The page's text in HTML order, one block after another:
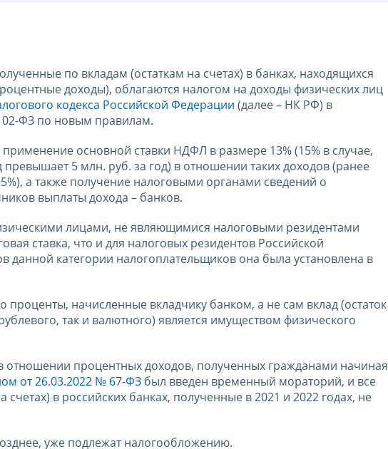
по вкладам (остаткам на счетах) в банках, находящихся
доходы), облагаются налогом на доходы физических лиц
кодекса Российской Федерации (далее – НК РФ) в
ФЗ по новым правилам.
основной ставки НДФЛ в размере 13% (15% в случае,
5 млн. руб. за год) в отношении таких доходов (ранее
а также получение налоговыми органами сведений о
выплаты дохода – банков.
лицами, не являющимися налоговыми резидентами
ставка, что и для налоговых резидентов Российской
данной категории налогоплательщиков она была установлена в
начисленные вкладчику банком, а не сам вклад (остаток
так и валютного) является имуществом физического
процентных доходов, полученных гражданами начиная
от 26.03.2022 № 67-ФЗ был введен временный мораторий, и все
в российских банках, полученные в 2021 и 2022 годах, не
уже подлежат налогообложению.